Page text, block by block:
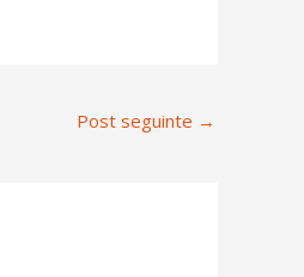
Post seguinte →